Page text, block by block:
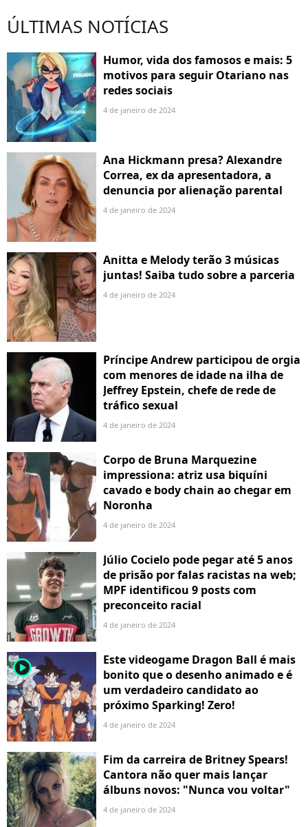
ÚLTIMAS NOTÍCIAS
Humor, vida dos famosos e mais: 5
motivos para seguir Otariano nas
redes sociais
4 de janeiro de 2024
Ana Hickmann presa? Alexandre
Correa, ex da apresentadora, a
denuncia por alienação parental
4 de janeiro de 2024
Anitta e Melody terão 3 músicas
juntas! Saiba tudo sobre a parceria
4 de janeiro de 2024
Príncipe Andrew participou de orgia
com menores de idade na ilha de
Jeffrey Epstein, chefe de rede de
tráfico sexual
4 de janeiro de 2024
Corpo de Bruna Marquezine
impressiona: atriz usa biquíni
cavado e body chain ao chegar em
Noronha
4 de janeiro de 2024
Júlio Cocielo pode pegar até 5 anos
de prisão por falas racistas na web;
MPF identificou 9 posts com
preconceito racial
4 de janeiro de 2024
player2
Este videogame Dragon Ball é mais
bonito que o desenho animado e é
um verdadeiro candidato ao
próximo Sparking! Zero!
4 de janeiro de 2024
Fim da carreira de Britney Spears!
Cantora não quer mais lançar
álbuns novos: "Nunca vou voltar"
4 de janeiro de 2024